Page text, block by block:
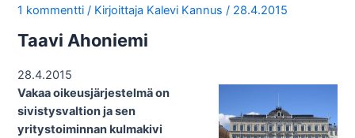
1 kommentti / Kirjoittaja Kalevi Kannus/ 28.4.2015
Taavi Ahoniemi
28.4.2015
Vakaa oikeusjärjestelmä on
sivistysvaltion ja sen
yritystoiminnan kulmakivi